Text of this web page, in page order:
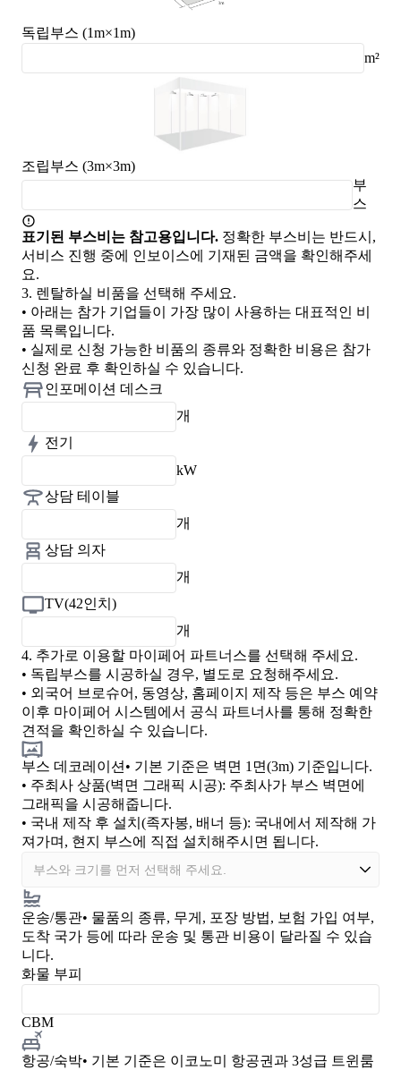
독립부스 (1m×1m)
m²
조립부스 (3m×3m)
부
스
표기된 부스비는 참고용입니다. 정확한 부스비는 반드시,
서비스 진행 중에 인보이스에 기재된 금액을 확인해주세
요.
3. 렌탈하실 비품을 선택해 주세요.
• 아래는 참가 기업들이 가장 많이 사용하는 대표적인 비
품 목록입니다.
• 실제로 신청 가능한 비품의 종류와 정확한 비용은 참가
신청 완료 후 확인하실 수 있습니다.
인포메이션 데스크
개
전기
kW
상담 테이블
개
상담 의자
개
TV(42인치)
개
4. 추가로 이용할 마이페어 파트너스를 선택해 주세요.
• 독립부스를 시공하실 경우, 별도로 요청해주세요.
• 외국어 브로슈어, 동영상, 홈페이지 제작 등은 부스 예약
이후 마이페어 시스템에서 공식 파트너사를 통해 정확한
견적을 확인하실 수 있습니다.
부스 데코레이션 • 기본 기준은 벽면 1면(3m) 기준입니다.
• 주최사 상품(벽면 그래픽 시공): 주최사가 부스 벽면에
그래픽을 시공해줍니다.
• 국내 제작 후 설치(족자봉, 배너 등): 국내에서 제작해 가
져가며, 현지 부스에 직접 설치해주시면 됩니다.
운송/통관• 물품의 종류, 무게, 포장 방법, 보험 가입 여부,
도착 국가 등에 따라 운송 및 통관 비용이 달라질 수 있습
니다.
화물 부피
CBM
항공/숙박• 기본 기준은 이코노미 항공권과 3성급 트윈룸